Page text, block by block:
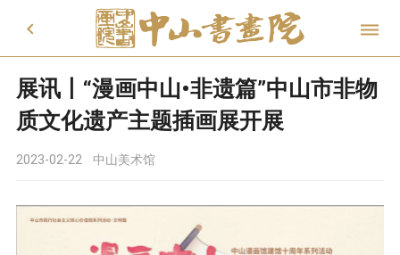
 
展讯丨“漫画中山•非遗篇”中山市非物
质文化遗产主题插画展开展
2023-02-22 中山美术馆